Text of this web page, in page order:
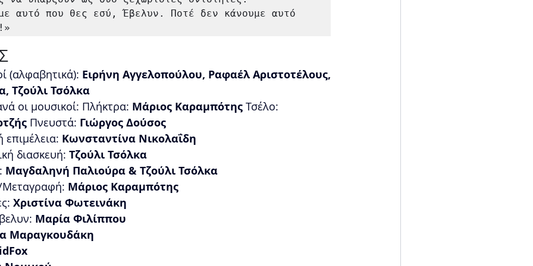
αυτό που θες εσύ, Έβελυν. Ποτέ δεν κάνουμε αυτό
(αλφαβητικά): Ειρήνη Αγγελοπούλου, Ραφαέλ Αριστοτέλους,
Τζούλι Τσόλκα
οι μουσικοί: Πλήκτρα: Μάριος Καραμπότης Τσέλο:
Πνευστά: Γιώργος Δούσος
επιμέλεια: Κωνσταντίνα Νικολαΐδη
διασκευή: Τζούλι Τσόλκα
Μαγδαληνή Παλιούρα & Τζούλι Τσόλκα
Μεταγραφή: Μάριος Καραμπότης
Χριστίνα Φωτεινάκη
Μαρία Φιλίππου
Μαραγκουδάκη